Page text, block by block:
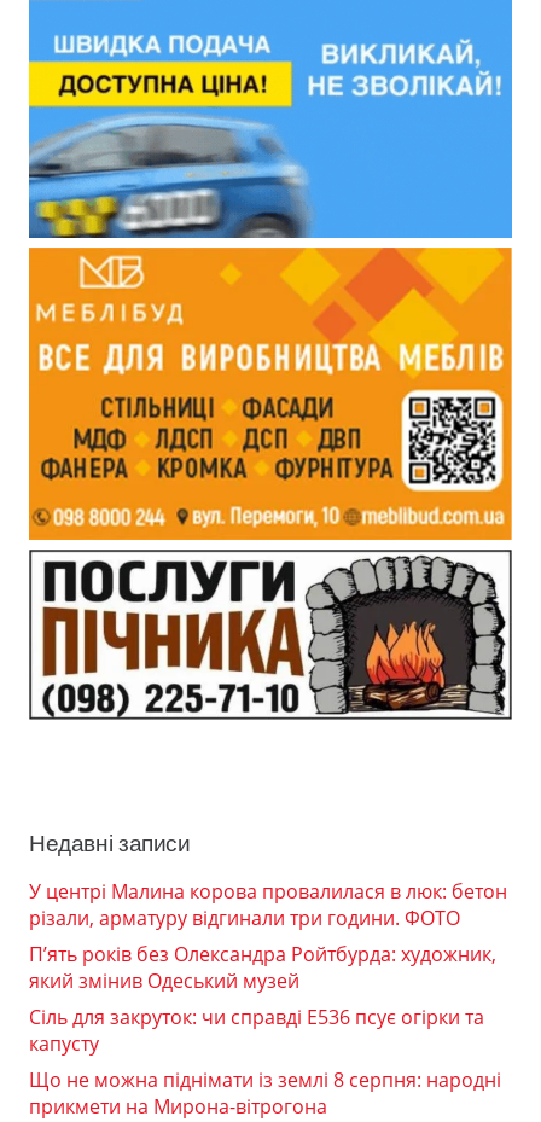
Недавні записи
У центрі Малина корова провалилася в люк: бетон
різали, арматуру відгинали три години. ФОТО
П’ять років без Олександра Ройтбурда: художник,
який змінив Одеський музей
Сіль для закруток: чи справді Е536 псує огірки та
капусту
Що не можна піднімати із землі 8 серпня: народні
прикмети на Мирона-вітрогона